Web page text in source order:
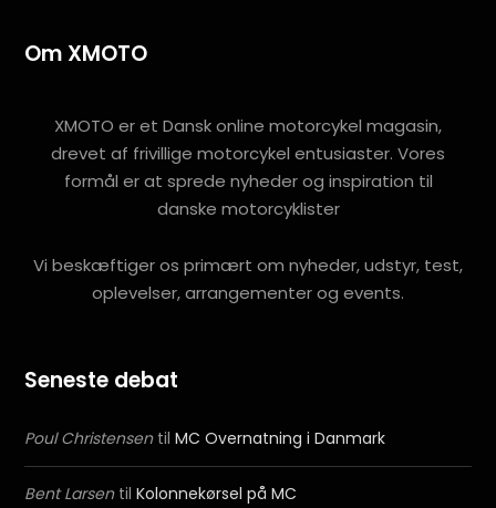
Om XMOTO
XMOTO er et Dansk online motorcykel magasin,
drevet af frivillige motorcykel entusiaster. Vores
formål er at sprede nyheder og inspiration til
danske motorcyklister
Vi beskæftiger os primært om nyheder, udstyr, test,
oplevelser, arrangementer og events.
Seneste debat
Poul Christensentil MC Overnatning i Danmark
Bent Larsentil Kolonnekørsel på MC